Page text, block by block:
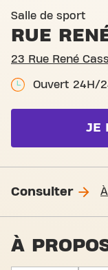
Salle de sport
RUE
23 Rue René
Ouvert 24H/
JE
Consulter
À